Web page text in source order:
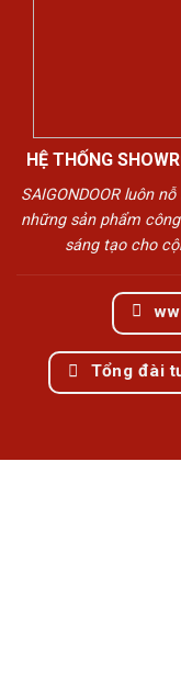
HỆ THỐNG
SAIGONDOOR luôn
những sản phẩm
sáng tạo cho
Tổng đài